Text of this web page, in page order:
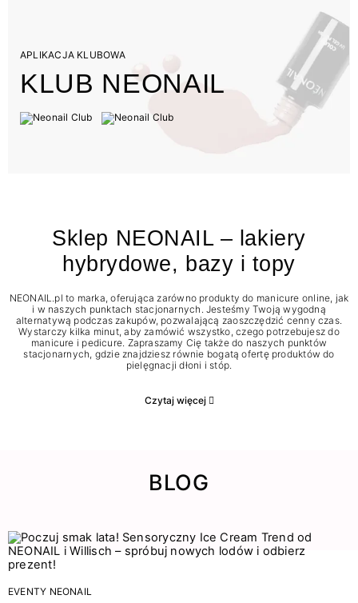
APLIKACJA KLUBOWA
KLUB NEONAIL
Sklep NEONAIL – lakiery
hybrydowe, bazy i topy
NEONAIL.pl to marka, oferująca zarówno produkty do manicure online, jak
i w naszych punktach stacjonarnych. Jesteśmy Twoją wygodną
alternatywą podczas zakupów, pozwalającą zaoszczędzić cenny czas.
Wystarczy kilka minut, aby zamówić wszystko, czego potrzebujesz do
manicure i pedicure. Zapraszamy Cię także do naszych punktów
stacjonarnych, gdzie znajdziesz równie bogatą ofertę produktów do
pielęgnacji dłoni i stóp.
Czytaj więcej
BLOG
EVENTY NEONAIL